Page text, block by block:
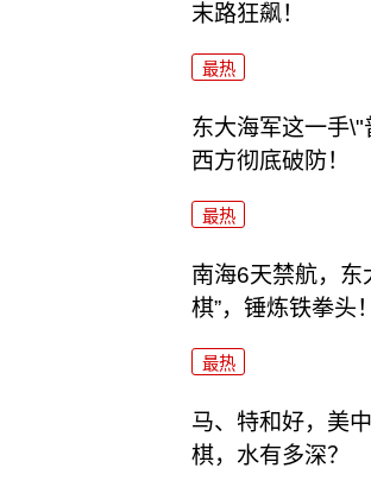
末路狂飙！
最热
东大海军这一手
西方彻底破防！
最热
南海6天禁航，东
棋”，锤炼铁拳头！
最热
马、特和好，美
棋，水有多深？